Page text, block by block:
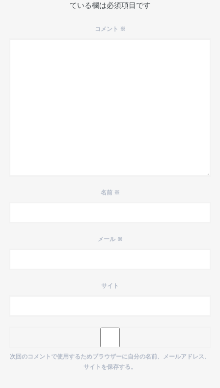
ている欄は必須項目です
コメント ※
名前 ※
メール ※
サイト
次回のコメントで使用するためブラウザーに自分の名前、メールアドレス、
サイトを保存する。